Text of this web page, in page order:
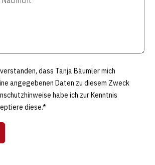
dass Tanja Bäumler mich
angegebenen Daten zu diesem Zweck
habe ich zur Kenntnis
diese.*